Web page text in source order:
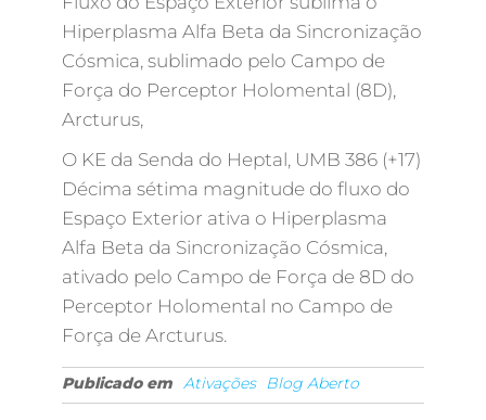
Hiperplasma Alfa Beta da Sincronização
Cósmica, sublimado pelo Campo de
Força do Perceptor Holomental (8D),
Arcturus,
O KE da Senda do Heptal, UMB 386 (+17)
Décima sétima magnitude do fluxo do
Espaço Exterior ativa o Hiperplasma
Alfa Beta da Sincronização Cósmica,
ativado pelo Campo de Força de 8D do
Perceptor Holomental no Campo de
Força de Arcturus.
Publicado em Ativações Blog Aberto